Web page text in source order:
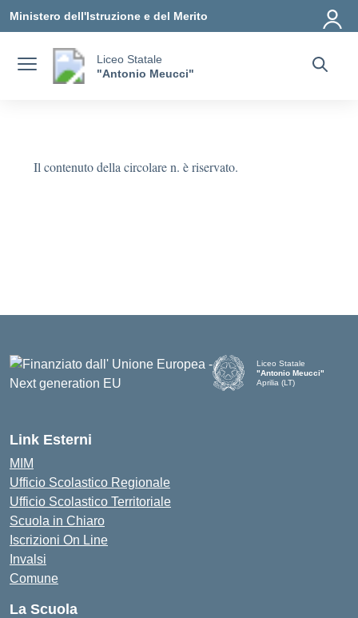
Ministero dell'Istruzione e del Merito
Liceo Statale
"Antonio Meucci"
Il contenuto della circolare n. è riservato.
Liceo Statale
"Antonio Meucci"
Aprilia (LT)
Link Esterni
MIM
Ufficio Scolastico Regionale
Ufficio Scolastico Territoriale
Scuola in Chiaro
Iscrizioni On Line
Invalsi
Comune
La Scuola